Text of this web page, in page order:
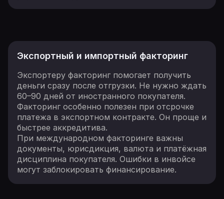
Экспортный и импортный факторинг
Экспортеру факторинг помогает получить
деньги сразу после отгрузки. Не нужно ждать
60–90 дней от иностранного покупателя.
Факторинг особенно полезен при отсрочке
платежа в экспортном контракте. Он проще и
быстрее аккредитива.
При международном факторинге важны
документы, юрисдикция, валюта и платёжная
дисциплина покупателя. Ошибки в инвойсе
могут заблокировать финансирование.